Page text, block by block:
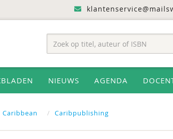
NIEUWS AGENDA
Caribpublishing